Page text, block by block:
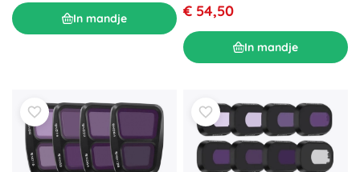
In mandje € 54,50
In mandje